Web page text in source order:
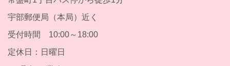
宇部郵便局（本局）近く
受付時間 10:00～18:00
定休日：日曜日